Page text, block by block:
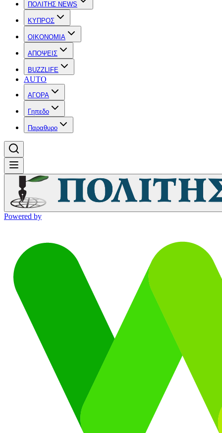
ΠΟΛΙΤΗΣ NEWS
ΚΥΠΡΟΣ
OIKONOMIA
ΑΠΟΨΕΙΣ
BUZZLIFE
AUTO
ΑΓΟΡΑ
Γηπεδο
Παραθυρο
Powered by